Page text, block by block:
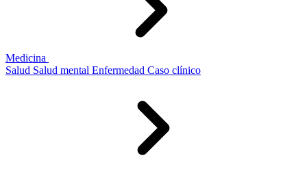
Medicina
Salud Salud mental Enfermedad Caso clínico